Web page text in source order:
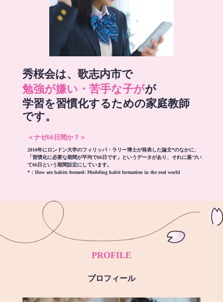
秀桜会は、歌志内市で
勉強が嫌い・苦手な子がが
学習を習慣化するための家庭教師
です。
＜ナゼ66日間か？＞
2010年にロンドン大学のフィリッパ・ラリー博士が発表した論文*のなかに、
「習慣化に必要な期間が平均で66日です」というデータがあり、それに基づい
て66日という期間設定にしています。
*： How are habits formed: Modeling habit formation in the real world
PROFILE
プロフィール